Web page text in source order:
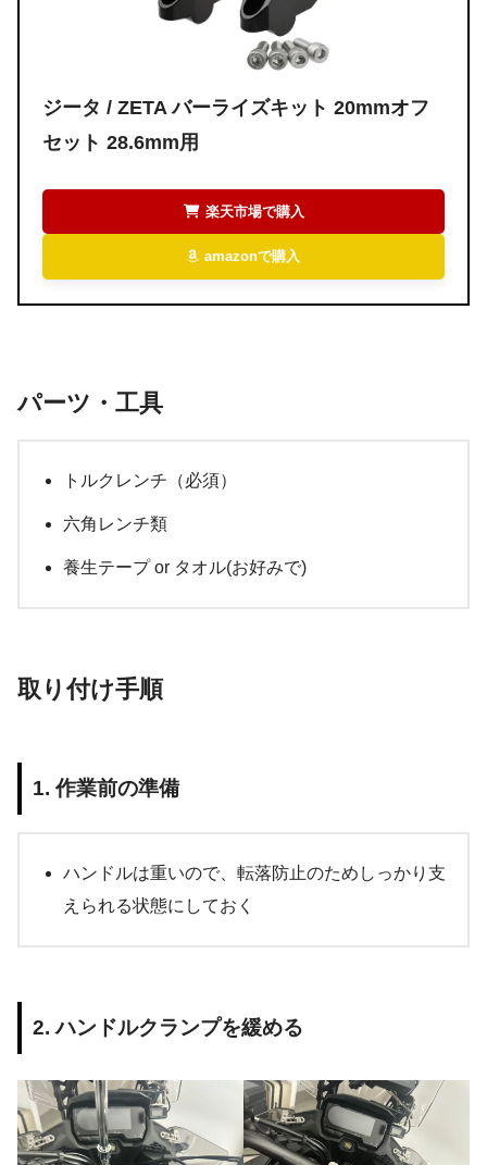
ジータ / ZETAバーライズキット 20mmオフ
セット 28.6mm用
楽天市場で購入
amazonで購入
パーツ・工具
トルクレンチ（必須）
六角レンチ類
養生テープ or タオル(お好みで)
取り付け手順
1. 作業前の準備
ハンドルは重いので、転落防止のためしっかり支
えられる状態にしておく
2. ハンドルクランプを緩める